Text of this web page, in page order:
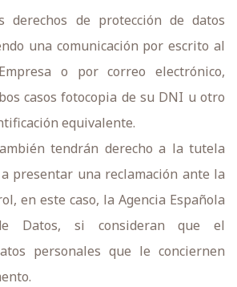
derechos de protección de datos
una comunicación por escrito al
o por correo electrónico,
casos fotocopia de su DNI u otro
equivalente.
tendrán derecho a la tutela
presentar una reclamación ante la
en este caso, la Agencia Española
Datos, si consideran que el
personales que le conciernen